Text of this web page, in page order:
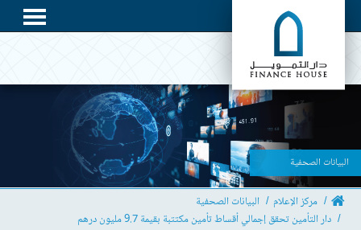
البيانات الصحفية
مركز الإعلام
البيانات الصحفية
دار التأمين تحقق إجمالي أقساط تأمين مكتتبة بقيمة 9.7 مليون درهم